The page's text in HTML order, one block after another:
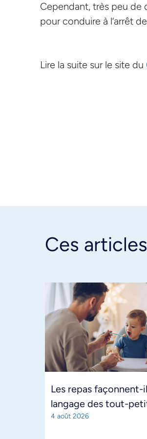
Cependant, très peu de
pour conduire à l’arrêt
Lire la suite sur le site du
Ces
Les repas façonnent-
langage des tout-
4 août 2026